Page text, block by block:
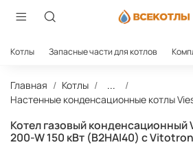
Котлы Запасные части для котлов
Главная Котлы
...
Настенные конденсационные котлы
Котел газовый конденсационный
200-W 150 кВт (B2HAI40) с